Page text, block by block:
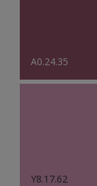
A0.24.35
Y8.17.62